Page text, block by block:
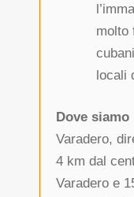
molto
locali
Dove siamo
Varadero,
4 km dal
Varadero e